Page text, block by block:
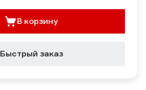
В корзину
Быстрый заказ